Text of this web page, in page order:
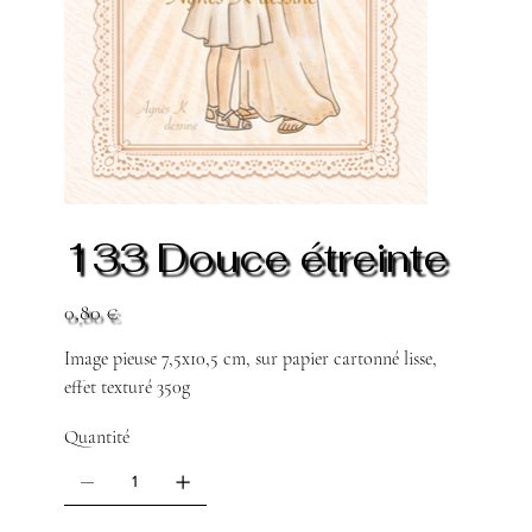
133 Douce étreinte
0,80 €
Image pieuse 7,5x10,5 cm, sur papier cartonné lisse,
effet texturé 350g
Quantité